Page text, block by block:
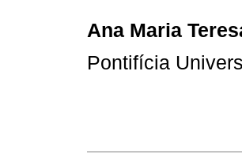
Ana Maria
Pontifícia